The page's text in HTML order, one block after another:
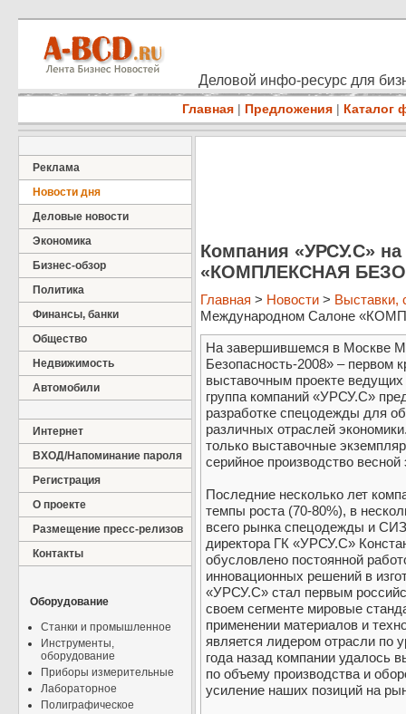
Деловой инфо-ресурс для
Главная | Предложения | Каталог
Реклама
Новости дня
Деловые новости
Экономика
Бизнес-обзор
Политика
Финансы, банки
Общество
Недвижимость
Автомобили
Интернет
ВХОД/Напоминание пароля
Регистрация
О проекте
Размещение пресс-релизов
Контакты
Оборудование
Станки и промышленное
Инструменты,
оборудование
Приборы измерительные
Лабораторное
Полиграфическое
Компания «УРСУ.С»
«КОМПЛЕКСНАЯ
Главная > Новости > Выставки,
Международном Салоне
На завершившемся в Москве
Безопасность-2008» – первом
выставочным проекте
группа компаний «УРСУ.С»
разработке спецодежды для
различных отраслей
только выставочные
серийное производство весной
Последние несколько лет
темпы роста (70-80%), в
всего рынка спецодежды и
директора ГК «УРСУ.С»
обусловлено постоянной
инновационных решений в
«УРСУ.С» стал первым
своем сегменте мировые
применении материалов и
является лидером отрасли по
года назад компании удалось
по объему производства и
усиление наших позиций на